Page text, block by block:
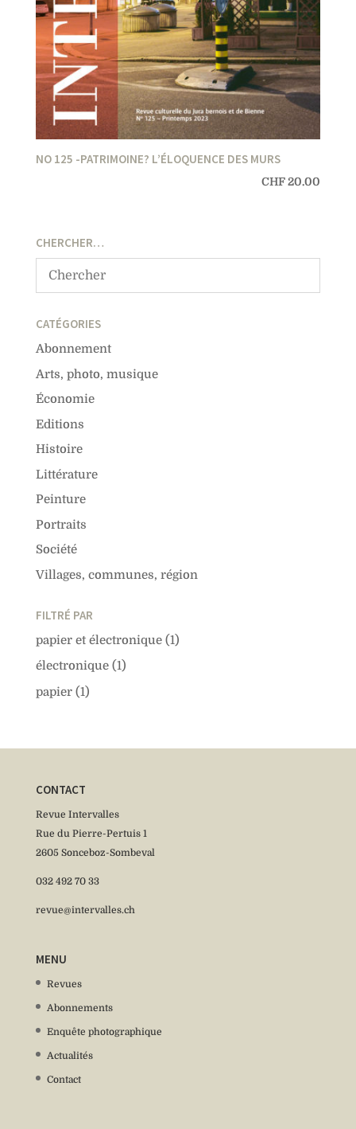
NO 125 -PATRIMOINE? L’ÉLOQUENCE DES MURS
CHF20.00
CHERCHER…
CATÉGORIES
Abonnement
Arts, photo, musique
Économie
Editions
Histoire
Littérature
Peinture
Portraits
Société
Villages, communes, région
FILTRÉ PAR
papier et électronique (1)
électronique (1)
papier (1)
CONTACT
Revue Intervalles
Rue du Pierre-Pertuis 1
2605 Sonceboz-Sombeval
032 492 70 33
revue@intervalles.ch
MENU
Revues
Abonnements
Enquête photographique
Actualités
Contact